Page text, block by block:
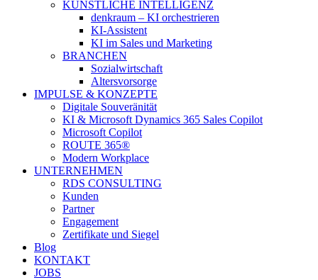
KÜNSTLICHE INTELLIGENZ
denkraum – KI orchestrieren
KI-Assistent
KI im Sales und Marketing
BRANCHEN
Sozialwirtschaft
Altersvorsorge
IMPULSE & KONZEPTE
Digitale Souveränität
KI & Microsoft Dynamics 365 Sales Copilot
Microsoft Copilot
ROUTE 365®
Modern Workplace
UNTERNEHMEN
RDS CONSULTING
Kunden
Partner
Engagement
Zertifikate und Siegel
Blog
KONTAKT
JOBS